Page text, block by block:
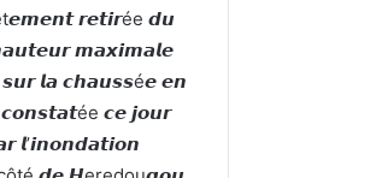
𝙧𝙚𝙩𝙞𝙧ée 𝙙𝙪
𝙢𝙖𝙭𝙞𝙢𝙖𝙡𝙚
𝙡𝙖 𝙘𝙝𝙖𝙪𝙨𝙨é𝙚 𝙚𝙣
𝙘𝙚 𝙟𝙤𝙪𝙧
𝙡’𝙞𝙣𝙤𝙣𝙙𝙖𝙩𝙞𝙤𝙣